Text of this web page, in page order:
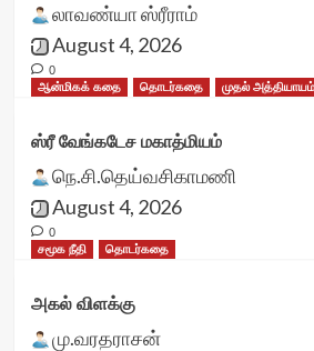
லாவண்யா ஸ்ரீராம்
August 4, 2026
0
ஆன்மிகக் கதை
தொடர்கதை முதல் அத்தியாயம்
ஸ்ரீ வேங்கடேச மகாத்மியம்
நெ.சி.தெய்வசிகாமணி
August 4, 2026
0
சமூக நீதி
தொடர்கதை
அகல் விளக்கு
மு.வரதராசன்